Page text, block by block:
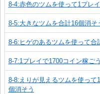
8-4:赤色のツムを使って1プレ
8-5:大きなツムを合計16個消そ
8-6:ヒゲのあるツムを使って合
8-7:1プレイで1700コイン稼ごう
8-8:えりが見えるツムを使って
個消そう